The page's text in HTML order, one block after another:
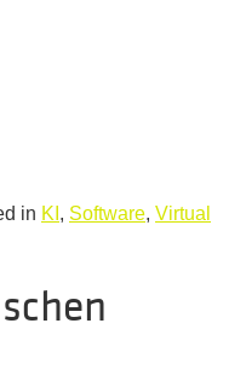
in KI , Software, Virtual